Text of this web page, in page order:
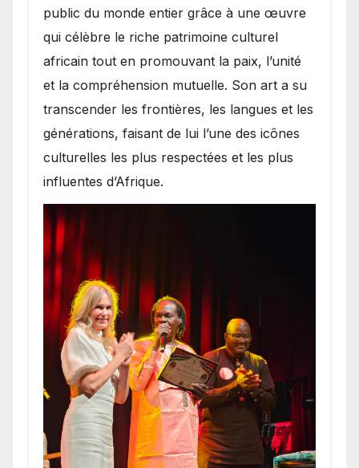
public du monde entier grâce à une œuvre
qui célèbre le riche patrimoine culturel
africain tout en promouvant la paix, l’unité
et la compréhension mutuelle. Son art a su
transcender les frontières, les langues et les
générations, faisant de lui l’une des icônes
culturelles les plus respectées et les plus
influentes d’Afrique.